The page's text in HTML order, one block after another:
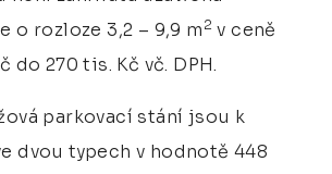
o rozloze 3,2 – 9,9 m 2 v ceně
do 270 tis. Kč vč. DPH.
parkovací stání jsou k
dvou typech v hodnotě 448